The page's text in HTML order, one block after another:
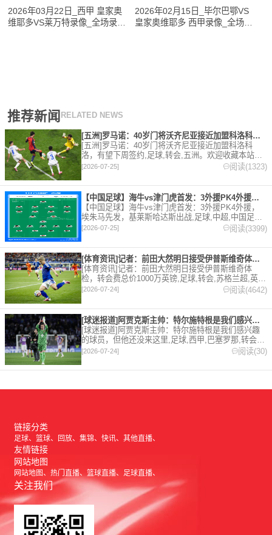
2026年03月22日_西甲 皇家奥
维耶多VS莱万特录像_全场录像
2026年02月15日_毕尔巴鄂VS
皇家奥维耶多 西甲录像_全场录
推荐新闻 RELATED NEWS
[五洲]罗马诺：40岁门将沃齐尼亚接近加盟科洛科洛，有望下周
[五洲]罗马诺：40岁门将沃齐尼亚接近加盟科洛科
洛，有望下周签约,足球,转会,五洲。欢迎收藏本站，
24小时为你更新最新的足球，篮球体育资讯。
[2026-07-25] 阅读(1323)
【中国足球】海牛vs津门虎首发：3外援PK4外援，埃朱马先发
【中国足球】海牛vs津门虎首发：3外援PK4外援，
埃朱马先发，基莱斯哈达斯出战,足球,中超,中国足球,
天津津门虎,青岛海牛。欢迎收藏本站，24小时为你更
[2026-07-25] 阅读(3399)
[体育资讯]记者：前田大然明日接受伊普斯维奇体检，转会费总价
[体育资讯]记者：前田大然明日接受伊普斯维奇体
检，转会费总价1000万英镑,足球,转会,苏格兰超,英
超,伊普斯维奇。欢迎收藏本站，24小时为你更新最新
的足球，篮球体育资讯。
[2026-07-24] 阅读(4642)
[球迷报道]阿贾克斯主帅：特尔施特根是我们感兴趣的球员，但他
[球迷报道]阿贾克斯主帅：特尔施特根是我们感兴趣
的球员，但他还没来这里,足球,西甲,巴塞罗那,转会,
五洲,荷甲。欢迎收藏本站，24小时为你更新最新的足
球，篮球体育资讯。
[2026-07-24] 阅读(30)
链接分类
足球 篮球 回放 集锦 快讯 其他直播
友情链接
网站地图
网站地图 热门直播 篮球直播 足球直播
关注我们